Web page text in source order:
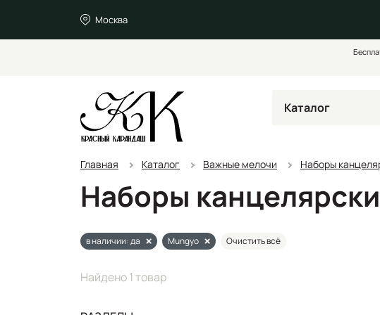
Москва
Каталог
Главная Каталог Важные мелочи Наборы
Наборы
в наличии: да Mungyo Очистить всё
Найдено 1 товар